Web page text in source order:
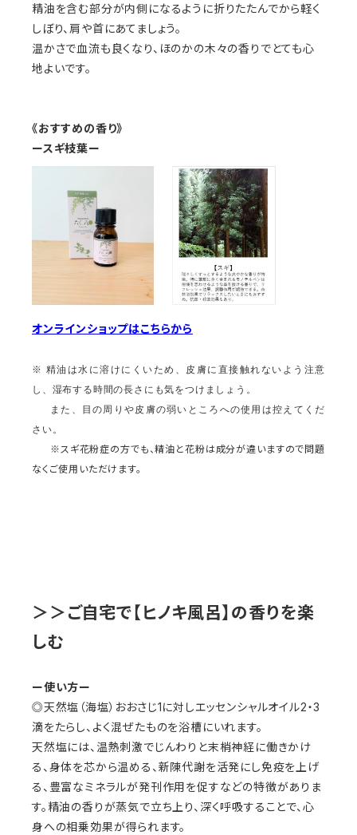
精油を含む部分が内側になるように折りたたんでから軽く
しぼり、肩や首にあてましょう。
温かさで血流も良くなり、ほのかの木々の香りでとても心
地よいです。
《おすすめの香り》
ースギ枝葉ー
オンラインショップはこちらから
※ 精油は水に溶けにくいため、皮膚に直接触れないよう注意
し、湿布する時間の長さにも気をつけましょう。
また、目の周りや皮膚の弱いところへの使用は控えてくだ
さい。
※スギ花粉症の方でも、精油と花粉は成分が違いますので問題
なくご使用いただけます。
＞＞ご自宅で【ヒノキ風呂】の香りを楽
しむ
ー使い方ー
◎天然塩（海塩）おおさじ1に対しエッセンシャルオイル2・3
滴をたらし、よく混ぜたものを浴槽にいれます。
天然塩には、温熱刺激でじんわりと末梢神経に働きかけ
る、身体を芯から温める、新陳代謝を活発にし免疫を上げ
る、豊富なミネラルが発刊作用を促すなどの特徴がありま
す。精油の香りが蒸気で立ち上り、深く呼吸することで、心
身への相乗効果が得られます。